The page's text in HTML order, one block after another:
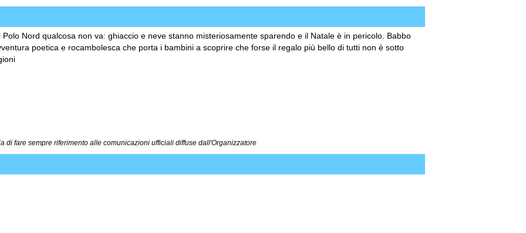
Nord qualcosa non va: ghiaccio e neve stanno misteriosamente sparendo e il Natale è in pericolo. Babbo
poetica e rocambolesca che porta i bambini a scoprire che forse il regalo più bello di tutti non è sotto
di fare sempre riferimento alle comunicazioni ufficiali diffuse dall'Organizzatore